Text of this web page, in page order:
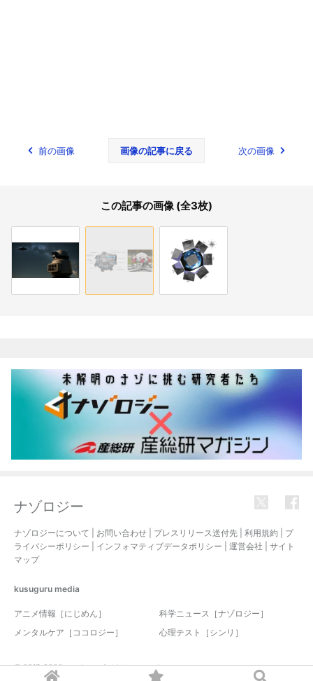
前の画像 画像の記事に戻る 次の画像
この記事の画像 (全3枚)
ナゾロジー
ナゾロジーについて お問い合わせ プレスリリース送付先 利用規約
プ
ライバシーポリシー
インフォマティブデータポリシー 運営会社
サイト
マップ
kusuguru media
アニメ情報［にじめん］
科学ニュース［ナゾロジー］
メンタルケア［ココロジー］
心理テスト［シンリ］
© 2017-2026 nazology. all rights reserved.